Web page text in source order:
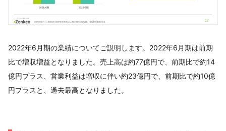
2022年6月期の業績についてご説明します。2022年6月期は前期
比で増収増益となりました。売上高は約77億円で、前期比で約14
億円プラス、営業利益は増収に伴い約23億円で、前期比で約10億
円プラスと、過去最高となりました。